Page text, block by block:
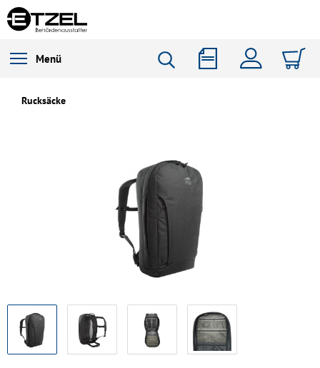
Menü
Rucksäcke